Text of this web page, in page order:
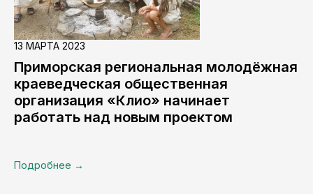
13 МАРТА 2023
Приморская региональная молодёжная
краеведческая общественная
организация «Клио» начинает
работать над новым проектом
Подробнее →